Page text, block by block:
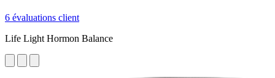
6 évaluations client
Life Light Hormon Balance